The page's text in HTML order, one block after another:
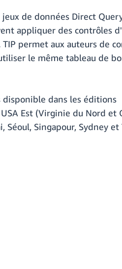
de données Direct
appliquer des contrôles
permet aux auteurs de
le même tableau de
dans les éditions
Est (Virginie du Nord et
Singapour, Sydney et